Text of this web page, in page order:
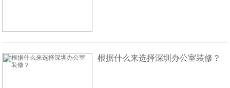
根据什么来选择深圳办公室装修？